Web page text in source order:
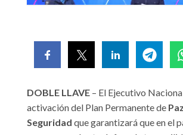
DOBLE LLAVE – El Ejecutivo
activación del Plan Permanente de Paz
Seguridad que garantizará que en el